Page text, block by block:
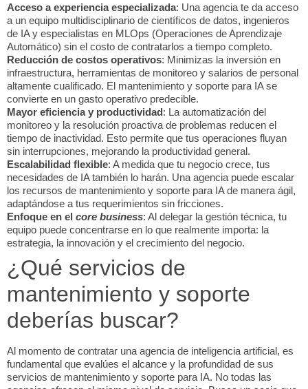
Acceso a experiencia especializada: Una agencia te da acceso
a un equipo multidisciplinario de científicos de datos, ingenieros
de IA y especialistas en MLOps (Operaciones de Aprendizaje
Automático) sin el costo de contratarlos a tiempo completo.
Reducción de costos operativos: Minimizas la inversión en
infraestructura, herramientas de monitoreo y salarios de personal
altamente cualificado. El mantenimiento y soporte para IA se
convierte en un gasto operativo predecible.
Mayor eficiencia y productividad: La automatización del
monitoreo y la resolución proactiva de problemas reducen el
tiempo de inactividad. Esto permite que tus operaciones fluyan
sin interrupciones, mejorando la productividad general.
Escalabilidad flexible: A medida que tu negocio crece, tus
necesidades de IA también lo harán. Una agencia puede escalar
los recursos de mantenimiento y soporte para IA de manera ágil,
adaptándose a tus requerimientos sin fricciones.
Enfoque en el core business: Al delegar la gestión técnica, tu
equipo puede concentrarse en lo que realmente importa: la
estrategia, la innovación y el crecimiento del negocio.
¿Qué servicios de
mantenimiento y soporte
deberías buscar?
Al momento de contratar una agencia de inteligencia artificial, es
fundamental que evalúes el alcance y la profundidad de sus
servicios de mantenimiento y soporte para IA. No todas las